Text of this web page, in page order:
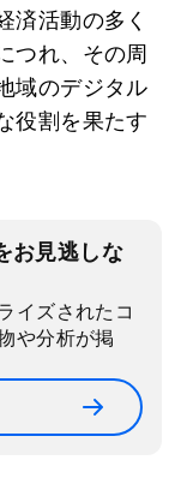
済活動の多く
つれ、その周
域のデジタル
役割を果たす
お見逃しな
イズされたコ
や分析が掲